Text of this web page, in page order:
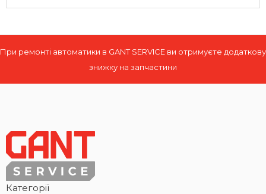
При ремонті автоматики в GANT SERVICE ви отримуєте додаткову
знижку на запчастини
Категорії